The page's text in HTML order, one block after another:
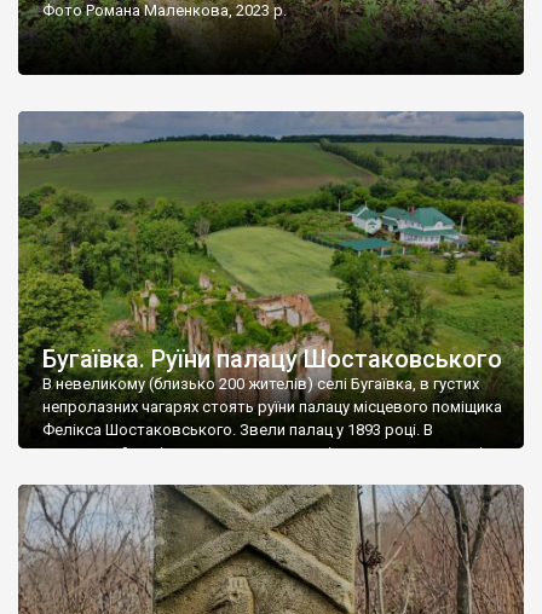
Фото Романа Маленкова, 2023 р.
Бугаївка. Руїни палацу Шостаковського
В невеликому (близько 200 жителів) селі Бугаївка, в густих
непролазних чагарях стоять руїни палацу місцевого поміщика
Фелікса Шостаковського. Звели палац у 1893 році. В
радянський період у ньому спочатку містилася школа, потім
століття тут розмістили туберкульозну лікарню. Коли із
палацу виїхала лікарня – ми точно не […]